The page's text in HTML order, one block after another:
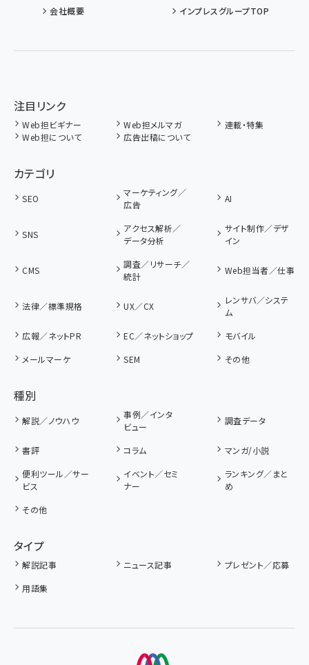
会社概要
インプレスグループTOP
注目リンク
Web担ビギナー Web担メルマガ
連載・特集
Web担について
広告出稿について
カテゴリ
SEO
マーケティング／
広告
AI
SNS
アクセス解析／
データ分析
サイト制作／デザ
イン
CMS
調査／リサーチ／
統計
Web担当者／仕事
法律／標準規格 UX／CX
レンサバ／システ
ム
広報／ネットPR
EC／ネットショップ
モバイル
メールマーケ
SEM その他
種別
解説／ノウハウ
事例／インタ
ビュー
調査データ
書評 コラム
マンガ/小説
便利ツール／サー
ビス
イベント／セミ
ナー
ランキング／まと
め
その他
タイプ
解説記事 ニュース記事
プレゼント／応募
用語集